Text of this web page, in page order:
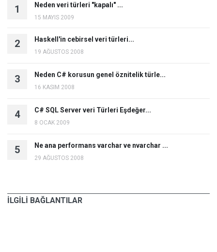
1 Neden veri türleri "kapalı" ...
15 MAYIS 2009
2 Haskell'in cebirsel veri türleri...
19 AĞUSTOS 2008
3 Neden C# korusun genel öznitelik türle...
16 KASIM 2008
4 C# SQL Server veri Türleri Eşdeğer...
8 OCAK 2009
5 Ne ana performans varchar ve nvarchar ...
29 AĞUSTOS 2008
İLGİLİ BAĞLANTILAR